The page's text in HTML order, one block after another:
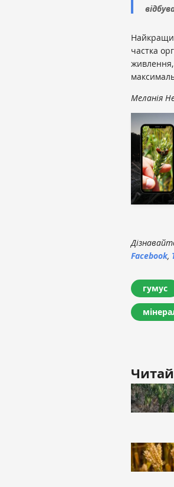
частка
живлення,
Меланія
Facebook,
гумус